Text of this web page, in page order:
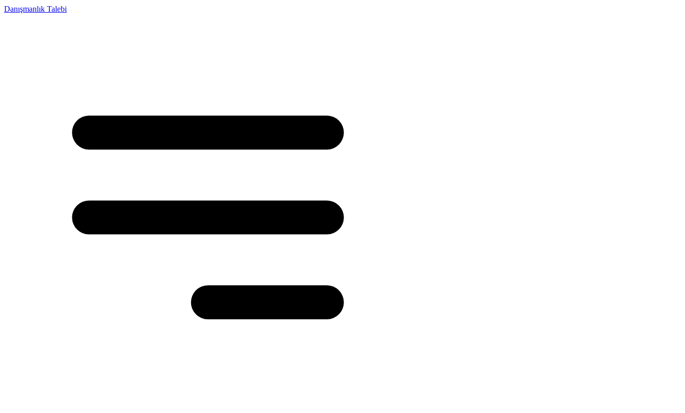
Danışmanlık Talebi